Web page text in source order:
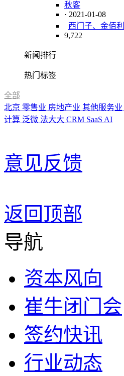
秋客
· 2021-01-08
西门子、金佰利
9,722
新闻排行
热门标签
全部
北京 零售业 房地产业 其他服务业
计算 泛微 法大大 CRM SaaS AI
意见反馈
返回顶部
导航
资本风向
崔牛闭门会
签约快讯
行业动态